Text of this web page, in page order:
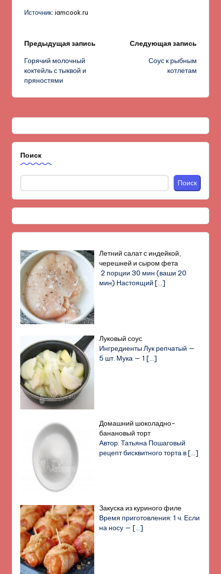
Источник: iamcook.ru
Навигация
записи
Предыдущая запись
Горячий молочный
коктейль с тыквой и
пряностями
Следующая запись
Соус к рыбным
котлетам
Поиск
Поиск
Летний салат с индейкой,
черешней и сыром фета
2 порции 30 мин (ваши 20
мин) Настоящий[…]
Луковый соус
Ингредиенты Лук репчатый —
5 шт. Мука — 1[…]
Домашний шоколадно-
банановый торт
Автор: Татьяна Пошаговый
рецепт бисквитного торта в[…]
Закуска из куриного филе
Время приготовления: 1 ч. Если
на носу —[…]